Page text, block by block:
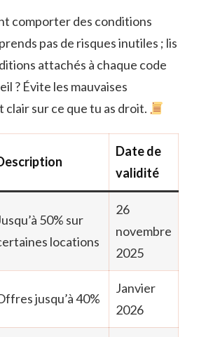
comporter des conditions
pas de risques inutiles ; lis
attachés à chaque code
? Évite les mauvaises
clair sur ce que tu as droit.
Date de
validité
50% sur
locations
26
novembre
2025
jusqu’à 40%
Janvier
2026